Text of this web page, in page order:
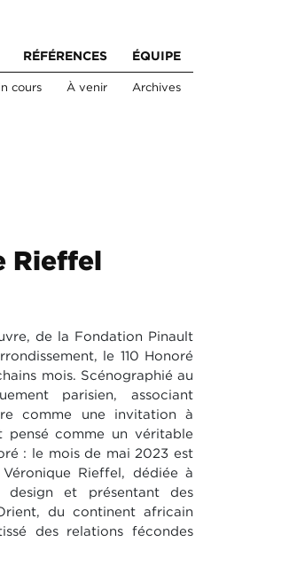
RÉFÉRENCES ÉQUIPE
cours À venir Archives
Rieffel
de la Fondation Pinault
le 110 Honoré
mois. Scénographié au
parisien, associant
comme une invitation à
pensé comme un véritable
: le mois de mai 2023 est
Rieffel, dédiée à
design et présentant des
du continent africain
des relations fécondes